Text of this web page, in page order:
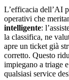
L’efficacia dell’AI
operativi che
intelligente:
la classifica, ne
apre un ticket già
corretto. Questo
impiegano a triage
qualsiasi service